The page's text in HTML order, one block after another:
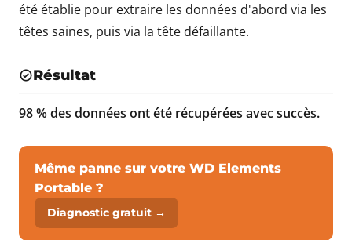
été établie pour extraire les données d'abord via les
têtes saines, puis via la tête défaillante.
Résultat
98 % des données ont été récupérées avec succès.
Même panne sur votre WD Elements
Portable ?
Diagnostic gratuit →